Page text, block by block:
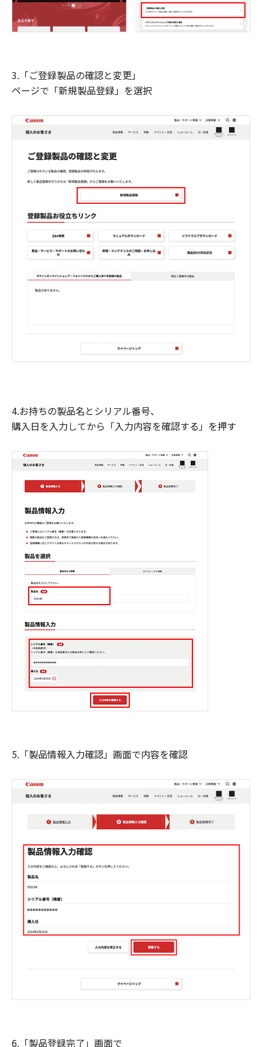
3.「ご登録製品の確認と変更」
ページで「新規製品登録」を選択
4.お持ちの製品名とシリアル番号、
購入日を入力してから「入力内容を確認する」を押す
5.「製品情報入力確認」画面で内容を確認
6.「製品登録完了」画面で